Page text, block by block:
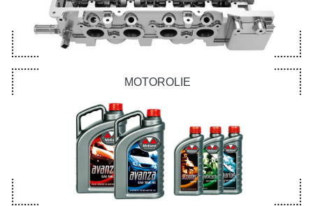
MOTOROLIE